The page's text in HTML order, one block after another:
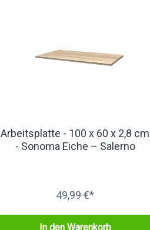
Arbeitsplatte - 100 x 60 x 2,8 cm
- Sonoma Eiche – Salerno
49,99 €*
In den Warenkorb